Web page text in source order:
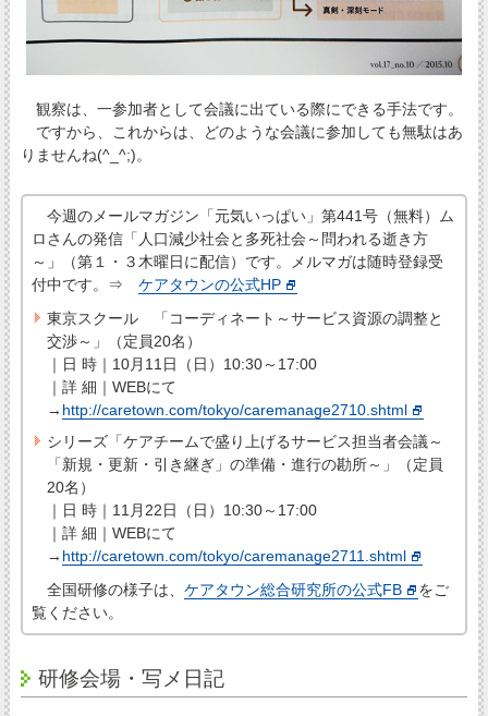
観察は、一参加者として会議に出ている際にできる手法です。
ですから、これからは、どのような会議に参加しても無駄はあ
りませんね(^_^;)。
今週のメールマガジン「元気いっぱい」第441号（無料）ム
ロさんの発信「人口減少社会と多死社会～問われる逝き方
～」（第１・３木曜日に配信）です。メルマガは随時登録受
付中です。⇒ ケアタウンの公式HP
東京スクール 「コーディネート～サービス資源の調整と
交渉～」（定員20名）
｜日 時｜10月11日（日）10:30～17:00
｜詳 細｜WEBにて
→ http://caretown.com/tokyo/caremanage2710.shtml
シリーズ「ケアチームで盛り上げるサービス担当者会議～
「新規・更新・引き継ぎ」の準備・進行の勘所～」（定員
20名）
｜日 時｜11月22日（日）10:30～17:00
｜詳 細｜WEBにて
→ http://caretown.com/tokyo/caremanage2711.shtml
全国研修の様子は、 ケアタウン総合研究所の公式FB
をご
覧ください。
研修会場・写メ日記